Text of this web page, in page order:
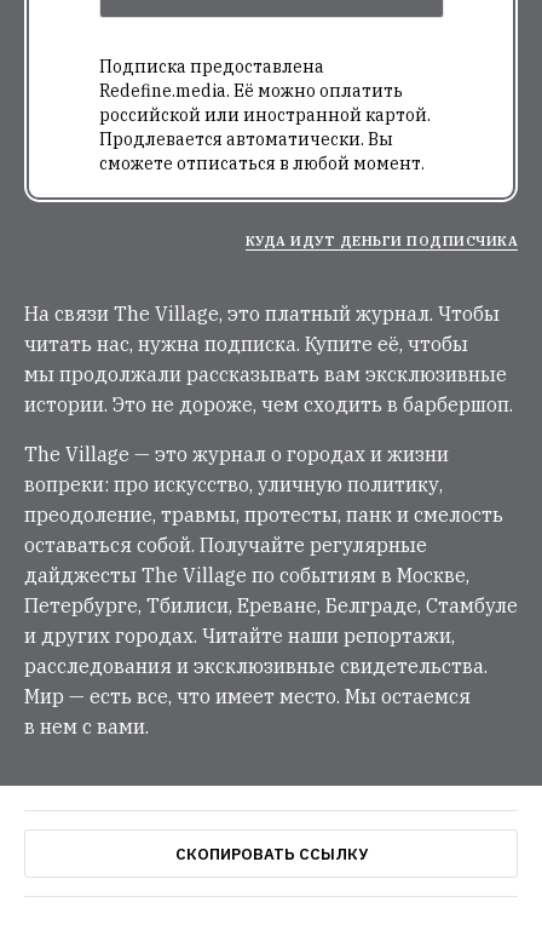
Подписка предоставлена
Redefine.media. Её можно оплатить
российской или иностранной картой.
Продлевается автоматически. Вы
сможете отписаться в любой момент.
КУДА ИДУТ ДЕНЬГИ ПОДПИСЧИКА
На связи The Village, это платный журнал. Чтобы
читать нас, нужна подписка. Купите её, чтобы
мы продолжали рассказывать вам эксклюзивные
истории. Это не дороже, чем сходить в барбершоп.
The Village — это журнал о городах и жизни
вопреки: про искусство, уличную политику,
преодоление, травмы, протесты, панк и смелость
оставаться собой. Получайте регулярные
дайджесты The Village по событиям в Москве,
Петербурге, Тбилиси, Ереване, Белграде, Стамбуле
и других городах. Читайте наши репортажи,
расследования и эксклюзивные свидетельства.
Мир — есть все, что имеет место. Мы остаемся
в нем с вами.
СКОПИРОВАТЬ ССЫЛКУ